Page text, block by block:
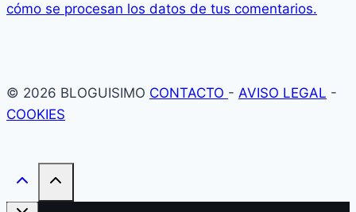
cómo se procesan los datos de tus comentarios.
© 2026 BLOGUISIMO CONTACTO - AVISO LEGAL -
COOKIES